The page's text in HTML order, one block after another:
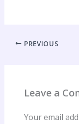
PREVIOUS
Leave a
Your email